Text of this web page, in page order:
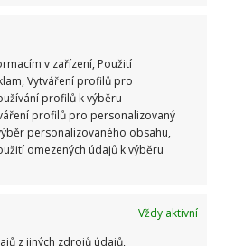
v zařízení, Použití
Vytváření profilů pro
profilů k výběru
profilů pro personalizovaný
personalizovaného obsahu,
omezených údajů k výběru
Vždy aktivní
z jiných zdrojů údajů,
se všemi nepotřebnými
Díky vaší praxi
stále hezčí a třeba jimi i